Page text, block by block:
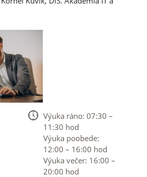
Výuka ráno: 07:30 –
11:30 hod
Výuka poobede:
12:00 – 16:00 hod
Výuka večer: 16:00 –
20:00 hod